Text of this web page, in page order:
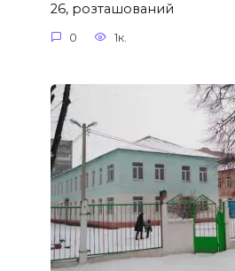
26, розташований
0 1к.